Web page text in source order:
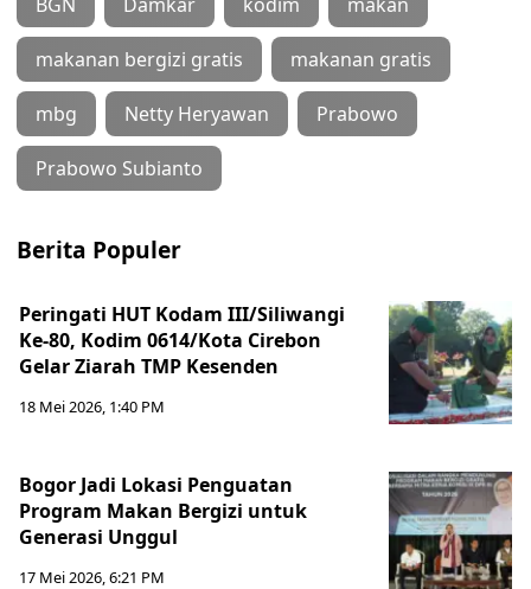
makanan bergizi gratis makanan gratis
mbg Netty Heryawan Prabowo
Prabowo Subianto
Berita Populer
Peringati HUT Kodam III/Siliwangi
Ke-80, Kodim 0614/Kota Cirebon
Gelar Ziarah TMP Kesenden
18 Mei 2026, 1:40 PM
Bogor Jadi Lokasi Penguatan
Program Makan Bergizi untuk
Generasi Unggul
17 Mei 2026, 6:21 PM